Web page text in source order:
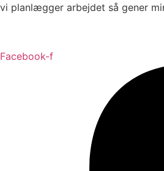
vi planlægger arbejdet så gener
Facebook-f